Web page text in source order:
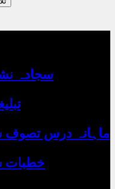
سجادہ
ماہانہ درس تصوف
خطبات